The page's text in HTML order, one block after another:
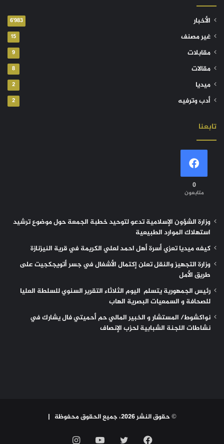
الأخبار 6٬983
غير مصنف 15
مقابلات 9
مقالات 8
ميديا 2
أدب وترفيه 2
تابعنا
0
متابعون
وزارة الشؤون الإسلامية تدعو لتوحيد خطبة الجمعة حول موضوع ترشيد
استهلاك الموارد الطبيعية
كيفه ميديا تعزي أسرة أهل احمد لعلي الكريمة في قرية النيزنازة
وزارة التجهيز والنقل تعلن إكتمال الأشغال في جسر أتويجكجيت على
طريق الأمل
رئيس الجمهورية يتسلم اليوم الثلاثاء التقرير السنوي للسلطة العليا
للصحافة و السمعيات البصرية الهاب
نواكشوط/ المستشار و الخبير المالي حم أحميتي فال يشارك في
نشاطات اللجنة الشبابية لحزب الإنصاف
© حقوق النشر 2026، جميع الحقوق محفوظة |